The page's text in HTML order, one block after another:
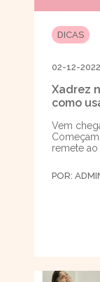
DICAS
02-12-2022
Xadrez
como
Vem
remete ao
POR: